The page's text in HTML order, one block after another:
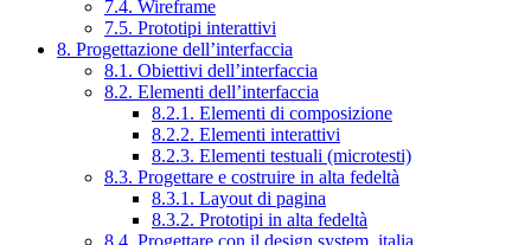
7.4. Wireframe
7.5. Prototipi interattivi
8. Progettazione dell’interfaccia
8.1. Obiettivi dell’interfaccia
8.2. Elementi dell’interfaccia
8.2.1. Elementi di composizione
8.2.2. Elementi interattivi
8.2.3. Elementi testuali (microtesti)
8.3. Progettare e costruire in alta fedeltà
8.3.1. Layout di pagina
8.3.2. Prototipi in alta fedeltà
8.4. Progettare con il design system .italia